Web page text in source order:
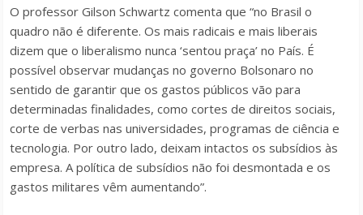
O professor Gilson Schwartz comenta que “no Brasil o
quadro não é diferente. Os mais radicais e mais liberais
dizem que o liberalismo nunca ‘sentou praça’ no País. É
possível observar mudanças no governo Bolsonaro no
sentido de garantir que os gastos públicos vão para
determinadas finalidades, como cortes de direitos sociais,
corte de verbas nas universidades, programas de ciência e
tecnologia. Por outro lado, deixam intactos os subsídios às
empresa. A política de subsídios não foi desmontada e os
gastos militares vêm aumentando”.